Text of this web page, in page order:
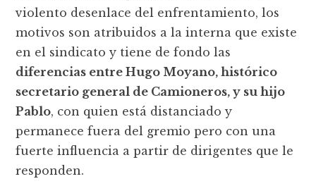
violento desenlace del enfrentamiento, los
motivos son atribuidos a la interna que existe
en el sindicato y tiene de fondo las
diferencias entre Hugo Moyano, histórico
secretario general de Camioneros, y su hijo
Pablo, con quien está distanciado y
permanece fuera del gremio pero con una
fuerte influencia a partir de dirigentes que le
responden.